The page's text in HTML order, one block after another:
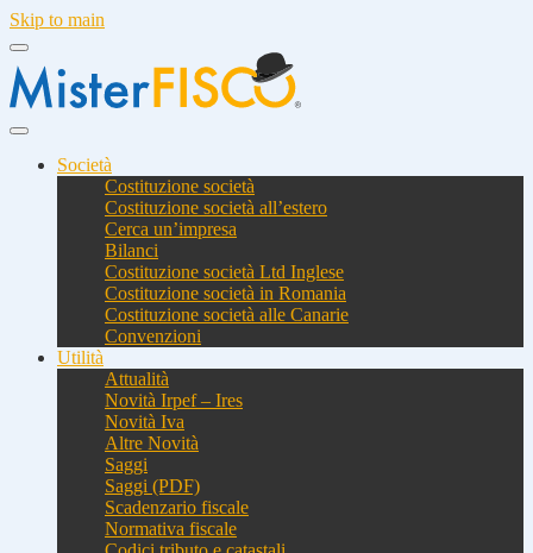
Skip to main
Società
Costituzione società
Costituzione società all’estero
Cerca un’impresa
Bilanci
Costituzione società Ltd Inglese
Costituzione società in Romania
Costituzione società alle Canarie
Convenzioni
Utilità
Attualità
Novità Irpef – Ires
Novità Iva
Altre Novità
Saggi
Saggi (PDF)
Scadenzario fiscale
Normativa fiscale